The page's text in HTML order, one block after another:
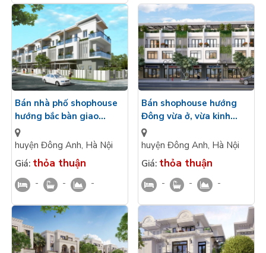
Bán nhà phố shophouse
hướng bắc bàn giao
nguyên bản VT đẹp kinh
doanh The Grand Riveria
huyện Đông Anh, Hà Nội
Giá: thỏa thuận
- - -
Bán shophouse hướng
Đông vừa ở, vừa kinh
doanh 4 tầng mặt tiền
5m The Grand Riveria
huyện Đông Anh, Hà Nội
Giá: thỏa thuận
- - -